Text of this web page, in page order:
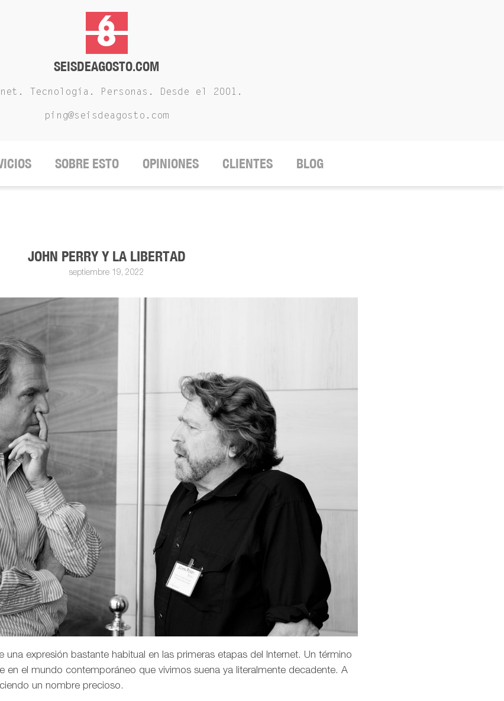
SEISDEAGOSTO.COM
Tecnología. Personas. Desde el 2001.
ping@seisdeagosto.com
SOBRE ESTO OPINIONES CLIENTES BLOG
JOHN PERRY Y LA LIBERTAD
septiembre 19, 2022
una expresión bastante habitual en las primeras etapas del Internet. Un término
en el mundo contemporáneo que vivimos suena ya literalmente decadente. A
un nombre precioso.